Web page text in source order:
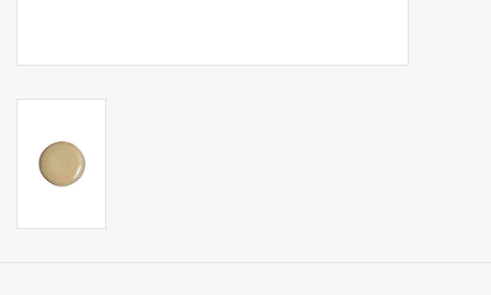
Keukenspullen
Food
Boeken